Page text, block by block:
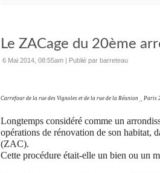
Le ZACage du 20ème
6 Mai 2014, 08:55am | Publié par barreteau
Carrefour de la rue des Vignoles et de la rue de la Réunion _ Paris
Longtemps considéré comme un
opérations de rénovation de son habitat,
(ZAC).
Cette procédure était-elle un bien ou un